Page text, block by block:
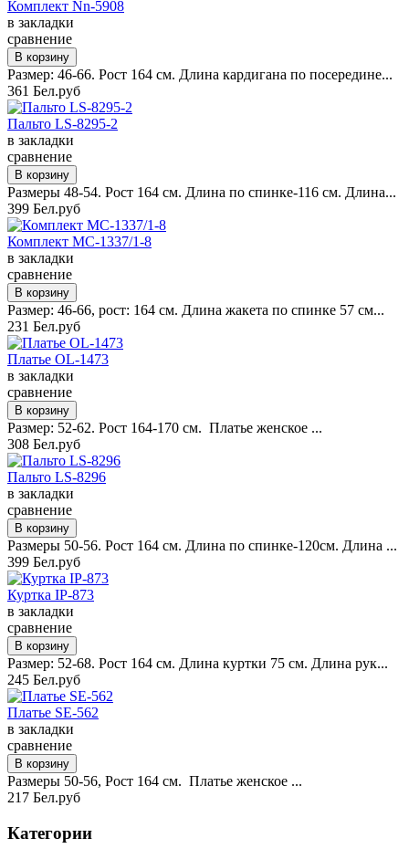
Комплект Nn-5908
в закладки
сравнение
Размер: 46-66. Рост 164 см. Длина кардигана по посередине...
361 Бел.руб
Пальто LS-8295-2
в закладки
сравнение
Размеры 48-54. Рост 164 см. Длина по спинке-116 см. Длина...
399 Бел.руб
Комплект MC-1337/1-8
в закладки
сравнение
Размер: 46-66, рост: 164 см. Длина жакета по спинке 57 см...
231 Бел.руб
Платье OL-1473
в закладки
сравнение
Размер: 52-62. Рост 164-170 см. Платье женское ...
308 Бел.руб
Пальто LS-8296
в закладки
сравнение
Размеры 50-56. Рост 164 см. Длина по спинке-120см. Длина ...
399 Бел.руб
Куртка IP-873
в закладки
сравнение
Размер: 52-68. Рост 164 см. Длина куртки 75 см. Длина рук...
245 Бел.руб
Платье SE-562
в закладки
сравнение
Размеры 50-56, Рост 164 см. Платье женское ...
217 Бел.руб
Категории